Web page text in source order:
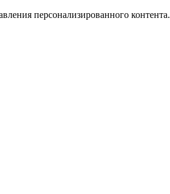
персонализированного контента.